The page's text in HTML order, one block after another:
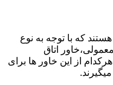
که با توجه به نوع
اتاق
از این خاور ها برای